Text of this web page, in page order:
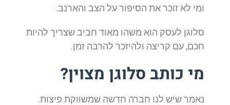
ומי לא זוכר את הסיפור על הצב והארנב.
סלוגן לעסק הוא משהו מאוד חביב שצריך להיות
חכם, עם קריצה ולהיזכר להרבה זמן.
מי כותב סלוגן מצוין?
נאמר שיש לנו חברה חדשה שמשווקת פיצות.